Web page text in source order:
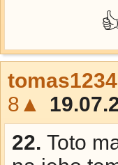
8▲
22. Toto